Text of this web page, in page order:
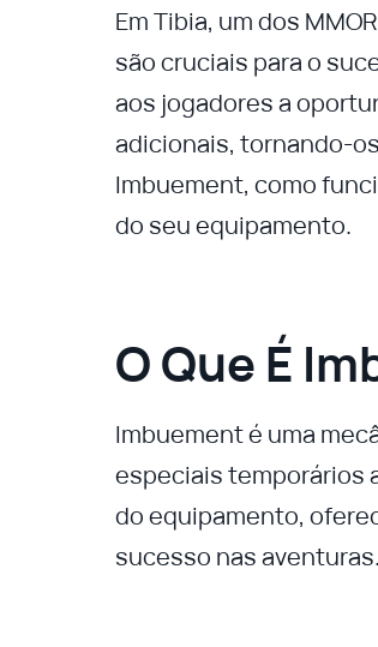
Em Tibia, um dos
são cruciais para o
aos jogadores a
adicionais, tornando-
Imbuement, como
do seu equipamento.
O Que É
Imbuement é uma
especiais temporários
do equipamento,
sucesso nas aventuras.